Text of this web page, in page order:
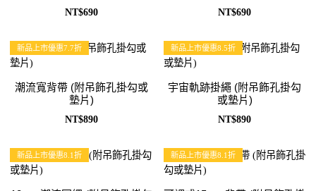
NT$690 NT$690
新品上市優惠7.7折
潮流寬背帶 (附吊飾孔掛勾或
墊片)
NT$890
新品上市優惠8.5折
宇宙軌跡掛繩 (附吊飾孔掛勾
或墊片)
NT$890
新品上市優惠8.1折 新品上市優惠8.1折